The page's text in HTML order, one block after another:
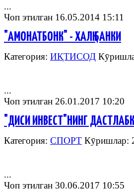
...
Чоп этилган 16.05.2014 15:11
"АМОНАТБОНК" - ХАЛҚ БАНКИ
Категория: ИҚТИСОД
...
Чоп этилган 26.01.2017 10:20
"ДИСИ ИНВЕСТ"НИНГ
Категория: СПОРТ Кӯришлар:
...
Чоп этилган 30.06.2017 10:55